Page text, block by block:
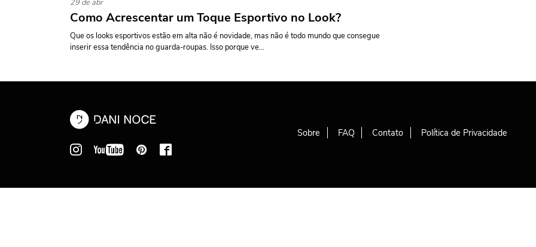
29 de abr
Como Acrescentar um Toque Esportivo no Look?
Que os looks esportivos estão em alta não é novidade, mas não é todo mundo que consegue
inserir essa tendência no guarda-roupas. Isso porque ve...
Sobre FAQ Contato Política de Privacidade